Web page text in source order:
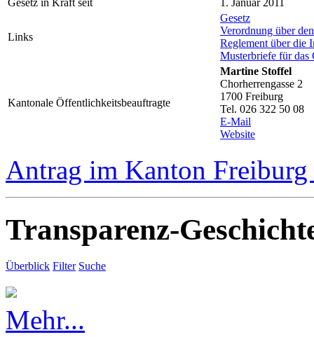
Links
Gesetz
Verordnung über
Reglement über die
Musterbriefe für das
Kantonale Öffentlichkeitsbeauftragte
Martine Stoffel
Chorherrengasse 2
1700 Freiburg
Tel. 026 322 50 08
E-Mail
Website
Antrag im Kanton Freiburg
Transparenz-
Überblick Filter Suche
Mehr...